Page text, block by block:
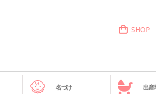
SHOP
名づけ 出産